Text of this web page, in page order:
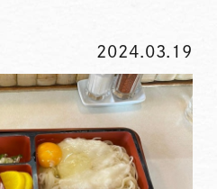
2024.03.19